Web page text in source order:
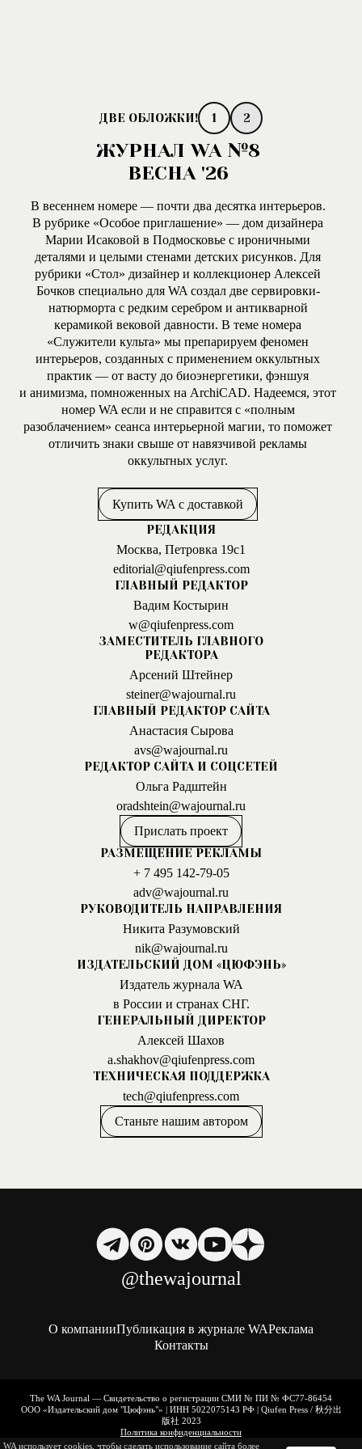
1 2
ЖУРНАЛ WA №8
ВЕСНА '26
В весеннем номере — почти два десятка интерьеров.
В рубрике «Особое приглашение» — дом дизайнера
Марии Исаковой в Подмосковье с ироничными
деталями и целыми стенами детских рисунков. Для
рубрики «Стол» дизайнер и коллекционер Алексей
Бочков специально для WA создал две сервировки-
натюрморта с редким серебром и антикварной
керамикой вековой давности. В теме номера
«Служители культа» мы препарируем феномен
интерьеров, созданных с применением оккультных
практик — от васту до биоэнергетики, фэншуя
и анимизма, помноженных на ArchiCAD. Надеемся, этот
номер WA если и не справится с «полным
разоблачением» сеанса интерьерной магии, то поможет
отличить знаки свыше от навязчивой рекламы
оккультных услуг.
Купить WA с доставкой
РЕДАКЦИЯ
Москва, Петровка 19с1
editorial@qiufenpress.com
ГЛАВНЫЙ РЕДАКТОР
Вадим Костырин
w@qiufenpress.com
ЗАМЕСТИТЕЛЬ ГЛАВНОГО
РЕДАКТОРА
Арсений Штейнер
steiner@wajournal.ru
ГЛАВНЫЙ РЕДАКТОР САЙТА
Анастасия Сырова
avs@wajournal.ru
РЕДАКТОР САЙТА И СОЦСЕТЕЙ
Ольга Радштейн
oradshtein@wajournal.ru
Прислать проект
РАЗМЕЩЕНИЕ РЕКЛАМЫ
+ 7 495 142-79-05
adv@wajournal.ru
РУКОВОДИТЕЛЬ НАПРАВЛЕНИЯ
Никита Разумовский
nik@wajournal.ru
ИЗДАТЕЛЬСКИЙ ДОМ «ЦЮФЭНЬ»
Издатель журнала WA
в России и странах СНГ.
ГЕНЕРАЛЬНЫЙ ДИРЕКТОР
Алексей Шахов
a.shakhov@qiufenpress.com
ТЕХНИЧЕСКАЯ ПОДДЕРЖКА
tech@qiufenpress.com
Станьте нашим автором
@thewajournal
О компанииПубликация в журнале WAРеклама
Контакты
The WA Journal — Свидетельство о регистрации СМИ № ПИ № ФС77-86454
ООО «Издательский дом "Цюфэнь"» | ИНН 5022075143 РФ | Qiufen Press / 秋分出
版社 2023
Политика конфиденциальности
WA использует cookies, чтобы сделать использование сайта более